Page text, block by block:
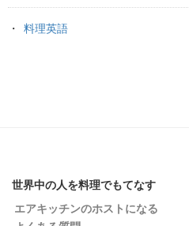
料理英語
世界中の人を料理でもてなす
エアキッチンのホストになる